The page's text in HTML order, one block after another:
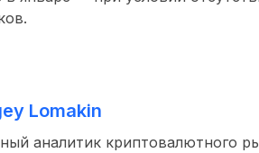
Lomakin
аналитик криптовалютного